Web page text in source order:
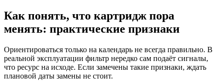
Как понять, что картридж пора
менять: практические признаки
Ориентироваться только на календарь не всегда правильно. В
реальной эксплуатации фильтр нередко сам подаёт сигналы,
что ресурс на исходе. Если замечены такие признаки, ждать
плановой даты замены не стоит.